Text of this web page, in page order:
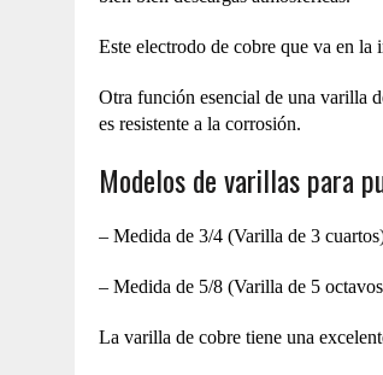
Este electrodo de cobre que va en
Otra función esencial de una varilla
es resistente a la corrosión.
Modelos de varillas para
– Medida de 3/4 (Varilla de 3
– Medida de 5/8 (Varilla de 5
La varilla de cobre tiene una